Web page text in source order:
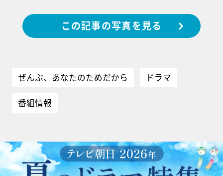
この記事の写真を見る
ぜんぶ、あなたのためだから ドラマ
番組情報